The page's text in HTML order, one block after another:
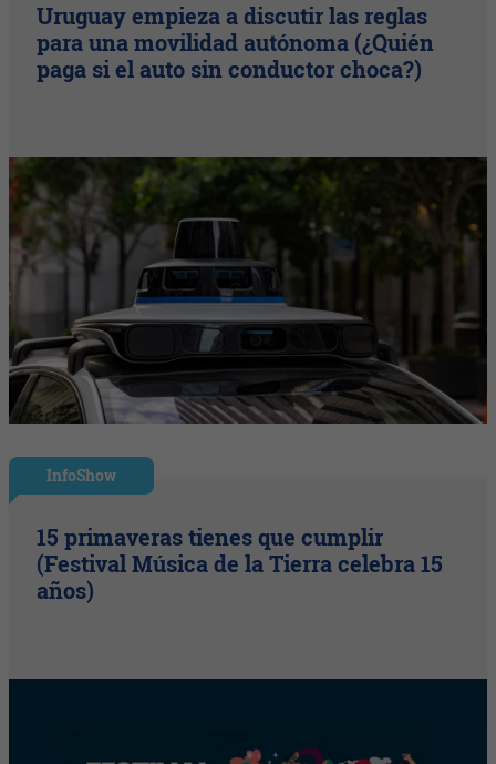
Uruguay empieza a discutir las reglas
para una movilidad autónoma (¿Quién
paga si el auto sin conductor choca?)
InfoShow
15 primaveras tienes que cumplir
(Festival Música de la Tierra celebra 15
años)